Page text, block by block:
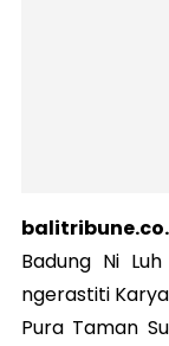
Badung Ni
ngerastiti
Pura Taman